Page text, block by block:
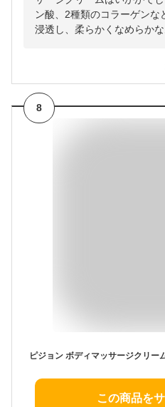
ン酸、2種類のコラーゲン
浸透し、柔らかくなめらか
8
ピジョン ボディマッサージクリー
この商品を